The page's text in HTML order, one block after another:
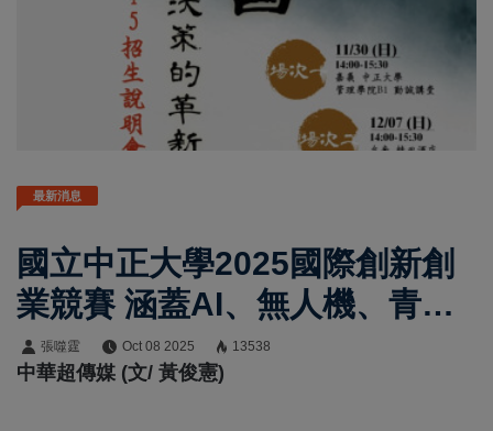
最新消息
國立中正大學2025國際創新創
業競賽 涵蓋AI、無人機、青年
創業 報名截止倒數10天 黃金機
會不容錯過
張噬霆 Oct 08 2025 13538
中華超傳媒 (文/ 黃俊憲)